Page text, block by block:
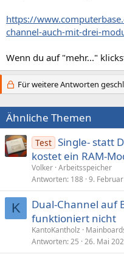
https://
channel-auch-mit-drei-
Wenn du auf "mehr..."
Für weitere Antworten
Ähnliche Themen
Test Single- statt
kostet ein RAM-
Volker Arbeitsspeicher
Antworten 188 9.
K
Dual-Channel auf
funktioniert nicht
KantoKantholz
Antworten 25 26. Mai